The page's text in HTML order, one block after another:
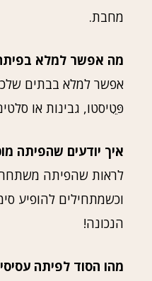
מחבת.
מה אפשר למלא
אפשר למלא בבתים
פֵּטִיסטו, גבינות או
איך יודעים שהפיתה
לראות שהפיתה
וכשמתחילים להופיע
הנכונה!
מהו הסוד לפיתה